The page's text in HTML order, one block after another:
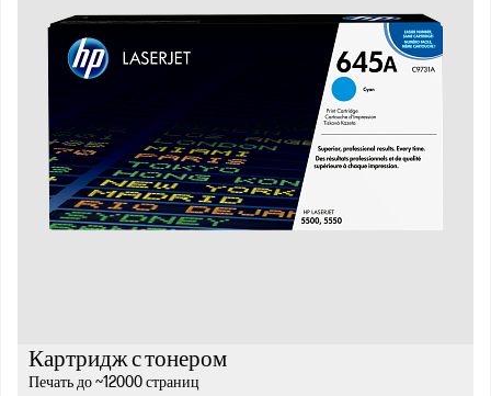
Картридж с тонером
Печать до ~12000 страниц